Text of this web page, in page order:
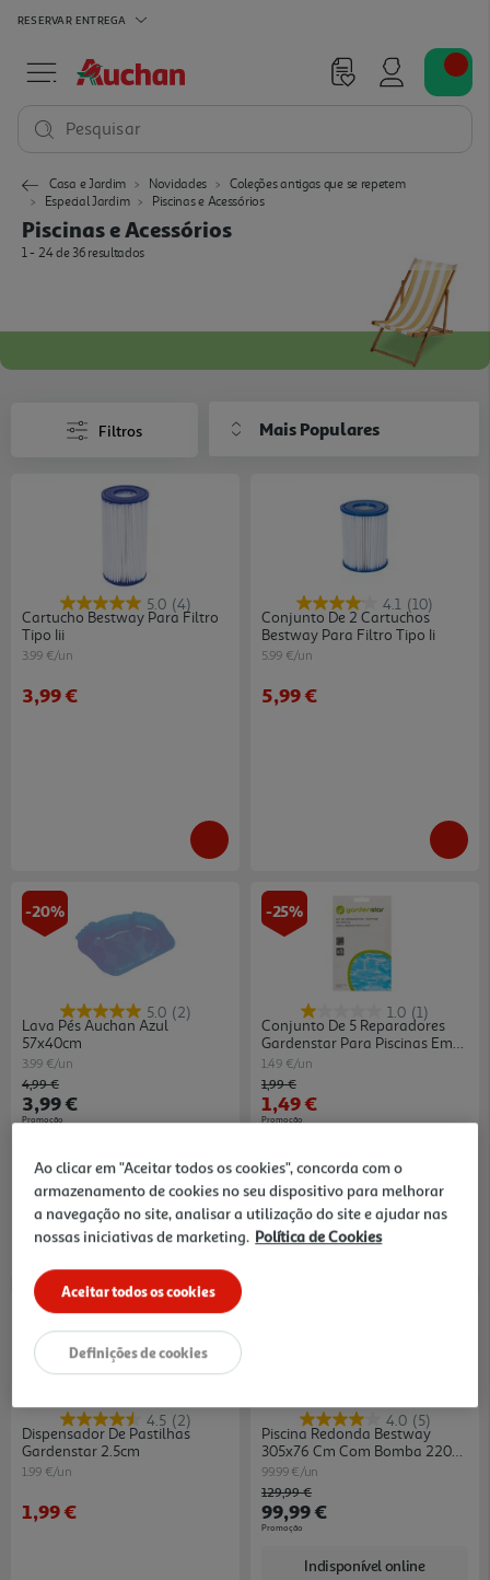
RESERVAR ENTREGA
Pesquisar
Casa e Jardim Novidades
Coleções antigas que se repetem
Especial Jardim
Piscinas e Acessórios
Piscinas e Acessórios
1 - 24 de 36 resultados
Filtros Mais Populares
5.0 (4)
Cartucho Bestway Para Filtro
Tipo Iii
3.99 €/un
3,99 €
4.1 (10)
Conjunto De 2 Cartuchos
Bestway Para Filtro Tipo Ii
5.99 €/un
5,99 €
-20%
5.0 (2)
Lava Pés Auchan Azul
57x40cm
3.99 €/un
Price reduced from
4,99 €to
3,99 €
Promoção
-25%
1.0 (1)
Conjunto De 5 Reparadores
Gardenstar Para Piscinas Em
Vinil 18x7.5cm
1.49 €/un
Price reduced from
1,99 €to
1,49 €
Promoção
4.5 (2)
Dispensador De Pastilhas
Gardenstar 2.5cm
1.99 €/un
1,99 €
4.0 (5)
Piscina Redonda Bestway
305x76 Cm Com Bomba 220-
240 V
99.99 €/un
Price reduced from
129,99 €to
99,99 €
Promoção
Indisponível online
Ao clicar em "Aceitar todos os cookies", concorda com o
armazenamento de cookies no seu dispositivo para melhorar
a navegação no site, analisar a utilização do site e ajudar nas
nossas iniciativas de marketing. Política de Cookies
Aceitar todos os cookies
Definições de cookies